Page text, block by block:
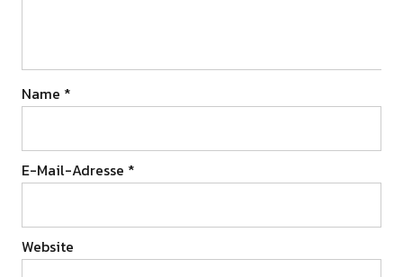
Name *
E-Mail-Adresse *
Website